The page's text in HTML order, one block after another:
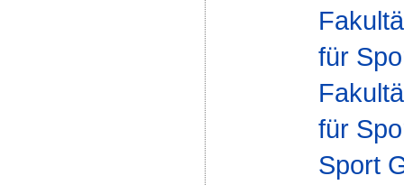
für
für
Sport